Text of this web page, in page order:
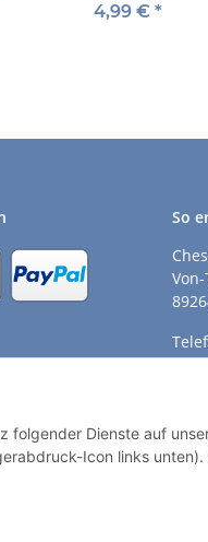
folgender Dienste auf
Icon links
4,99 € *
So